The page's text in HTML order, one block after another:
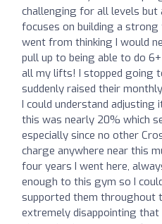
challenging for all levels but
focuses on building a
went from thinking I would
pull up to being able to do
all my lifts! I stopped going
suddenly raised their
I could understand
this was nearly 20% which
especially since no other
charge anywhere near this
four years I went here,
enough to this gym so I
supported them throughout
extremely disappointing